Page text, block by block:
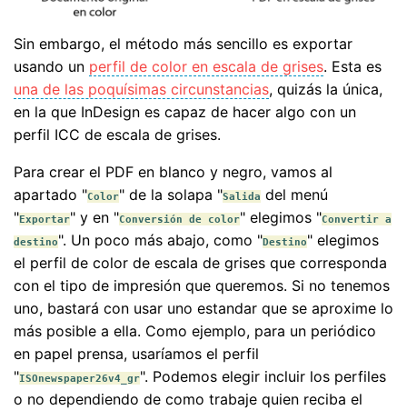
Sin embargo, el método más sencillo es exportar
usando un perfil de color en escala de grises. Esta es
una de las poquísimas circunstancias, quizás la única,
en la que InDesign es capaz de hacer algo con un
perfil ICC de escala de grises.
Para crear el PDF en blanco y negro, vamos al
apartado "Color" de la solapa "Salida del menú
"Exportar" y en "Conversión de color" elegimos "Convertir a
destino". Un poco más abajo, como "Destino" elegimos
el perfil de color de escala de grises que corresponda
con el tipo de impresión que queremos. Si no tenemos
uno, bastará con usar uno estandar que se aproxime lo
más posible a ella. Como ejemplo, para un periódico
en papel prensa, usaríamos el perfil
"ISOnewspaper26v4_gr". Podemos elegir incluir los perfiles
o no dependiendo de como trabaje quien reciba el